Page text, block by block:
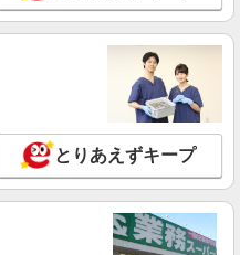
・。○。・゜+゜ 入社祝い金10
・゜+゜・。○。・゜+゜
家電量販店
詳細を見る
【softbank】
1450円（経験・能力による） ※
別途支給（規定あり） ゜
・。○。・゜+゜ 入社祝い金10
とりあえずキープ